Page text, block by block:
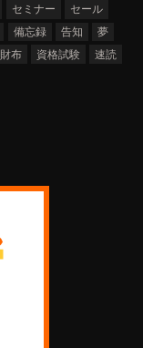
セミナー
セール
備忘録 告知
夢
財布 資格試験
速読